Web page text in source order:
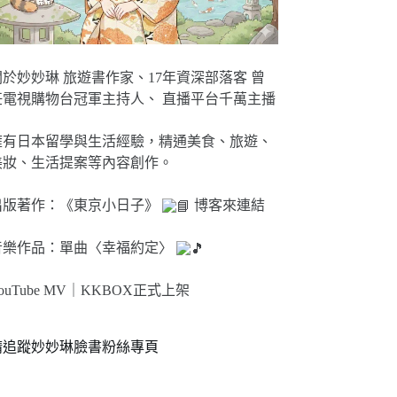
妙妙琳 旅遊書作家、17年資深部落客 曾
電視購物台冠軍主持人、 直播平台千萬主播
日本留學與生活經驗，精通美食、旅遊、
、生活提案等內容創作。
著作：《東京小日子》 博客來連結
作品：單曲〈幸福約定〉
MV｜KKBOX正式上架
追蹤妙妙琳臉書粉絲專頁